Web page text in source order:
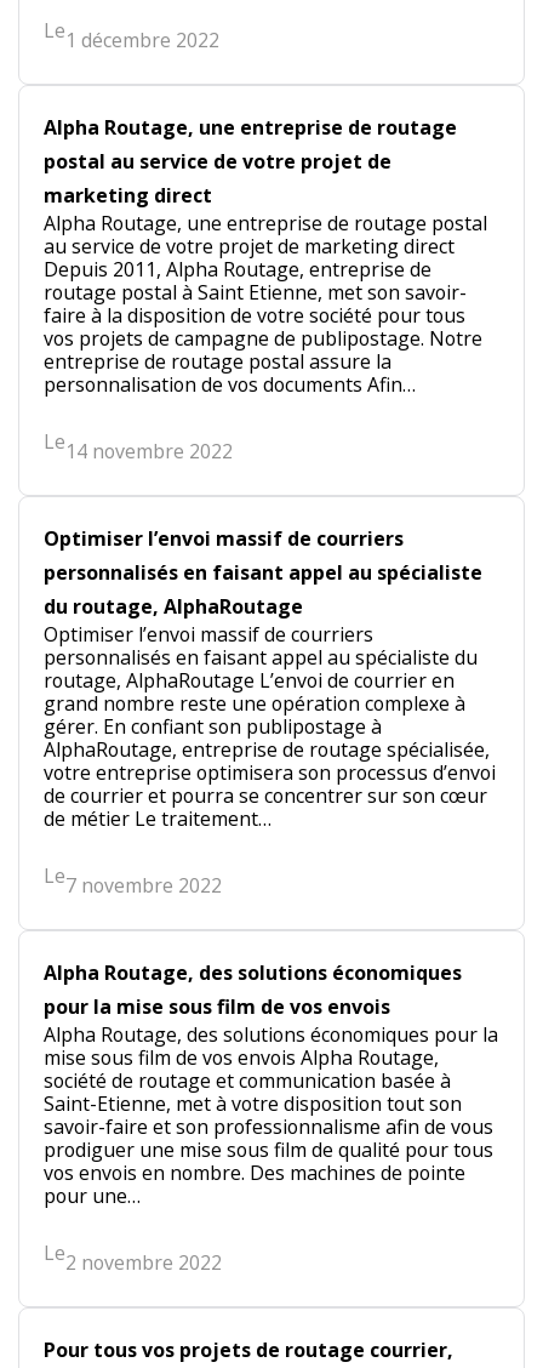
i
u
n
m
a
i
l
i
n
g
c
m
r
c
i
a
l
Le1 décembre 2022
Alpha Routage, une entreprise de routage
postal au service de votre projet de
marketing direct
Alpha Routage, une entreprise de routage postal
au service de votre projet de marketing direct
Depuis 2011, Alpha Routage, entreprise de
routage postal à Saint Etienne, met son savoir-
faire à la disposition de votre société pour tous
vos projets de campagne de publipostage. Notre
entreprise de routage postal assure la
personnalisation de vos documents Afin…
Le14 novembre 2022
Optimiser l’envoi massif de courriers
personnalisés en faisant appel au spécialiste
du routage, AlphaRoutage
Optimiser l’envoi massif de courriers
personnalisés en faisant appel au spécialiste du
routage, AlphaRoutage L’envoi de courrier en
grand nombre reste une opération complexe à
gérer. En confiant son publipostage à
AlphaRoutage, entreprise de routage spécialisée,
votre entreprise optimisera son processus d’envoi
de courrier et pourra se concentrer sur son cœur
de métier Le traitement…
Le7 novembre 2022
Alpha Routage, des solutions économiques
pour la mise sous film de vos envois
Alpha Routage, des solutions économiques pour la
mise sous film de vos envois Alpha Routage,
société de routage et communication basée à
Saint-Etienne, met à votre disposition tout son
savoir-faire et son professionnalisme afin de vous
prodiguer une mise sous film de qualité pour tous
vos envois en nombre. Des machines de pointe
pour une…
Le2 novembre 2022
Pour tous vos projets de routage courrier,